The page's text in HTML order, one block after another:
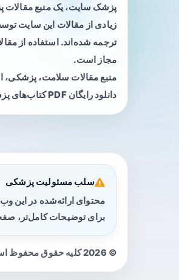
پزشک سایت، یک منبع
زیادی از مقالات این سایت
ترجمه شده‌اند. استفاده از
مجاز است.
منبع مقالات سلامت، پزشکی،
دانلود رایگان PDF کتاب‌های پزشکی.
سلب مسئولیت پزشکی
محتوای ارائه‌شده در این
برای توضیحات کامل‌تر،
© 2026 کلیه حقوق محفوظ است.